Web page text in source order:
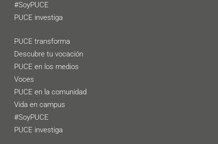
#SoyPUCE
PUCE investiga
PUCE transforma
Descubre tu vocación
PUCE en los medios
Voces
PUCE en la comunidad
Vida en campus
#SoyPUCE
PUCE investiga